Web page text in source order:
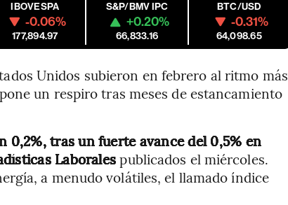
IBOVESPA
-0.06%
177,894.97
S&P/BMV IPC
+0.20%
66,833.16
BTC/USD
-0.31%
64,098.65
Unidos subieron en febrero al ritmo más
un respiro tras meses de estancamiento
0,2%, tras un fuerte avance del 0,5% en
Laboralespublicados el miércoles.
a menudo volátiles, el llamado índice